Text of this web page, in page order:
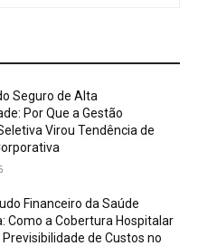
Seguro de Alta
Por Que a Gestão
Virou Tendência de
Financeiro da Saúde
Como a Cobertura Hospitalar
Previsibilidade de Custos no